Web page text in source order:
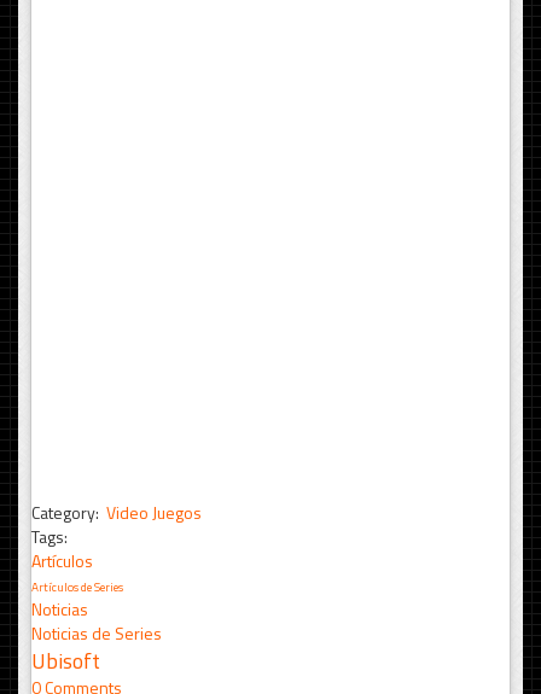
Category: Video Juegos
Tags:
Artículos
Artículos de Series
Noticias
Noticias de Series
Ubisoft
0 Comments